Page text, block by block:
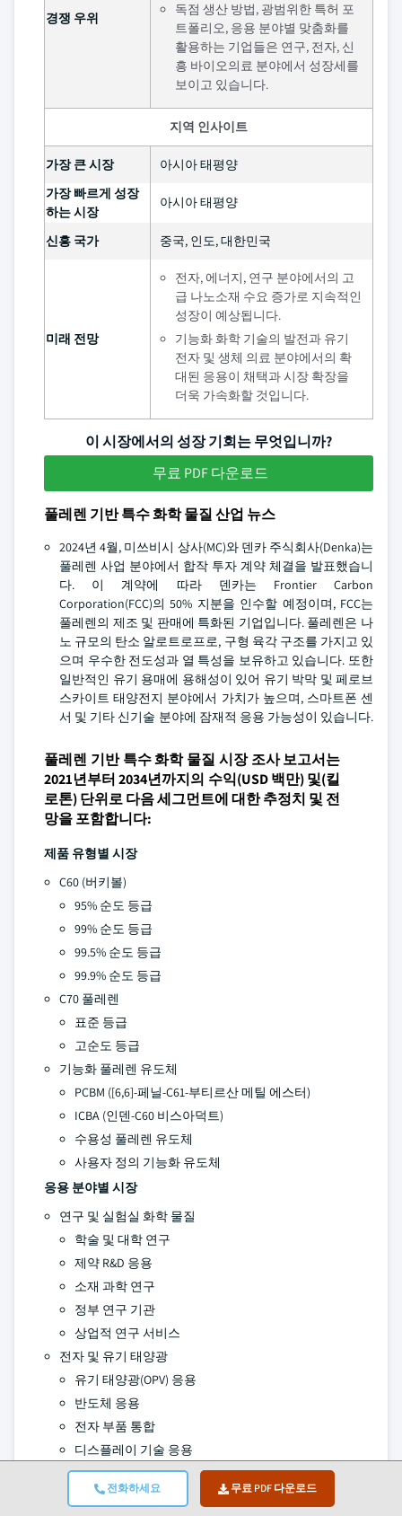
전화하세요 무료 PDF 다운로드
경쟁 우위
독점 생산 방법, 광범위한 특허 포
트폴리오, 응용 분야별 맞춤화를
활용하는 기업들은 연구, 전자, 신
흥 바이오의료 분야에서 성장세를
보이고 있습니다.
지역 인사이트
가장 큰 시장
아시아 태평양
가장 빠르게 성장
하는 시장
아시아 태평양
신흥 국가 중국, 인도, 대한민국
미래 전망
전자, 에너지, 연구 분야에서의 고
급 나노소재 수요 증가로 지속적인
성장이 예상됩니다.
기능화 화학 기술의 발전과 유기
전자 및 생체 의료 분야에서의 확
대된 응용이 채택과 시장 확장을
더욱 가속화할 것입니다.
이 시장에서의 성장 기회는 무엇입니까?
무료 PDF 다운로드
풀레렌 기반 특수 화학 물질 산업 뉴스
2024년 4월, 미쓰비시 상사(MC)와 덴카 주식회사(Denka)는
풀레렌 사업 분야에서 합작 투자 계약 체결을 발표했습니
다. 이 계약에 따라 덴카는 Frontier Carbon
Corporation(FCC)의 50% 지분을 인수할 예정이며, FCC는
풀레렌의 제조 및 판매에 특화된 기업입니다. 풀레렌은 나
노 규모의 탄소 알로트로프로, 구형 육각 구조를 가지고 있
으며 우수한 전도성과 열 특성을 보유하고 있습니다. 또한
일반적인 유기 용매에 용해성이 있어 유기 박막 및 페로브
스카이트 태양전지 분야에서 가치가 높으며, 스마트폰 센
서 및 기타 신기술 분야에 잠재적 응용 가능성이 있습니다.
풀레렌 기반 특수 화학 물질 시장 조사 보고서는
2021년부터 2034년까지의 수익(USD 백만) 및(킬
로톤) 단위로 다음 세그먼트에 대한 추정치 및 전
망을 포함합니다:
제품 유형별 시장
C60 (버키볼)
95% 순도 등급
99% 순도 등급
99.5% 순도 등급
99.9% 순도 등급
C70 풀레렌
표준 등급
고순도 등급
기능화 풀레렌 유도체
PCBM ([6,6]-페닐-C61-부티르산 메틸 에스터)
ICBA (인덴-C60 비스아덕트)
수용성 풀레렌 유도체
사용자 정의 기능화 유도체
응용 분야별 시장
연구 및 실험실 화학 물질
학술 및 대학 연구
제약 R&D 응용
소재 과학 연구
정부 연구 기관
상업적 연구 서비스
전자 및 유기 태양광
유기 태양광(OPV) 응용
반도체 응용
전자 부품 통합
디스플레이 기술 응용
특수 산업 응용
고급 촉매 응용